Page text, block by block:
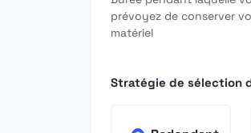
prévoyez de conserver
matériel
Stratégie de sélection